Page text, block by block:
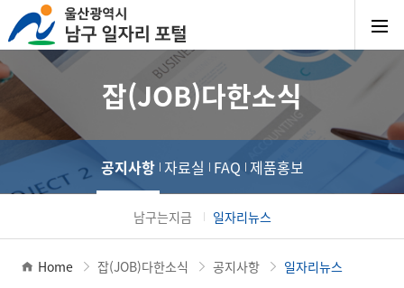
잡(JOB)다한소식
공지사항
남구는지금 일자리뉴스
자료실 FAQ 제품홍보
Home 잡(JOB)다한소식 공지사항 일자리뉴스